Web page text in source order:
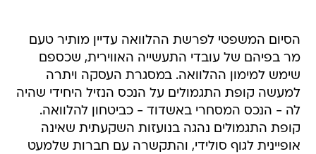
הסיום המשפטי לפרשת ההלוואה עדיין מותיר טעם
מר בפיהם של עובדי התעשייה האווירית, שכספם
שימש למימון ההלוואה. במסגרת העסקה ויתרה
למעשה קופת התגמולים על הנכס הנזיל היחידי שהיה
לה - הנכס המסחרי באשדוד - כביטחון להלוואה.
קופת התגמולים נהגה בנועזות השקעתית שאינה
אופיינית לגוף סולידי, והתקשרה עם חברות שלמעט